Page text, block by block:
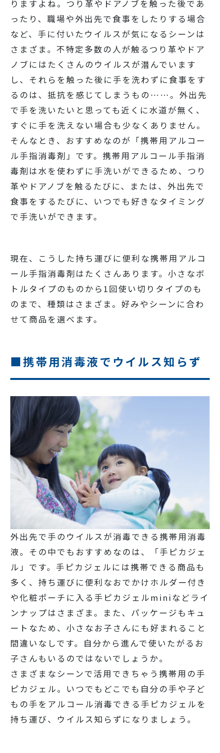
りますよね。つり革やドアノブを触った後であ
ったり、職場や外出先で食事をしたりする場合
など、手に付いたウイルスが気になるシーンは
さまざま。不特定多数の人が触るつり革やドア
ノブにはたくさんのウイルスが潜んでいます
し、それらを触った後に手を洗わずに食事をす
るのは、抵抗を感じてしまうもの……。外出先
で手を洗いたいと思っても近くに水道が無く、
すぐに手を洗えない場合も少なくありません。
そんなとき、おすすめなのが「携帯用アルコー
ル手指消毒剤」です。携帯用アルコール手指消
毒剤は水を使わずに手洗いができるため、つり
革やドアノブを触るたびに、または、外出先で
食事をするたびに、いつでも好きなタイミング
で手洗いができます。
現在、こうした持ち運びに便利な携帯用アルコ
ール手指消毒剤はたくさんあります。小さなボ
トルタイプのものから1回使い切りタイプのも
のまで、種類はさまざま。好みやシーンに合わ
せて商品を選べます。
■携帯用消毒液でウイルス知らず
外出先で手のウイルスが消毒できる携帯用消毒
液。その中でもおすすめなのは、「手ピカジェ
ル」です。手ピカジェルには携帯できる商品も
多く、持ち運びに便利なおでかけホルダー付き
や化粧ポーチに入る手ピカジェルminiなどライ
ンナップはさまざま。また、パッケージもキュ
ートなため、小さなお子さんにも好まれること
間違いなしです。自分から進んで使いたがるお
子さんもいるのではないでしょうか。
さまざまなシーンで活用できちゃう携帯用の手
ピカジェル。いつでもどこでも自分の手や子ど
もの手をアルコール消毒できる手ピカジェルを
持ち運び、ウイルス知らずになりましょう。